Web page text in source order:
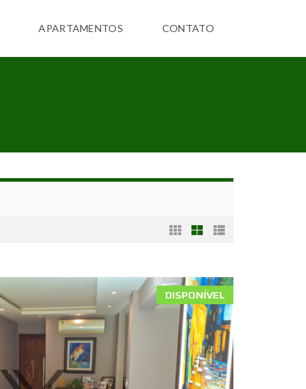
APARTAMENTOS CONTATO
DISPONÍVEL